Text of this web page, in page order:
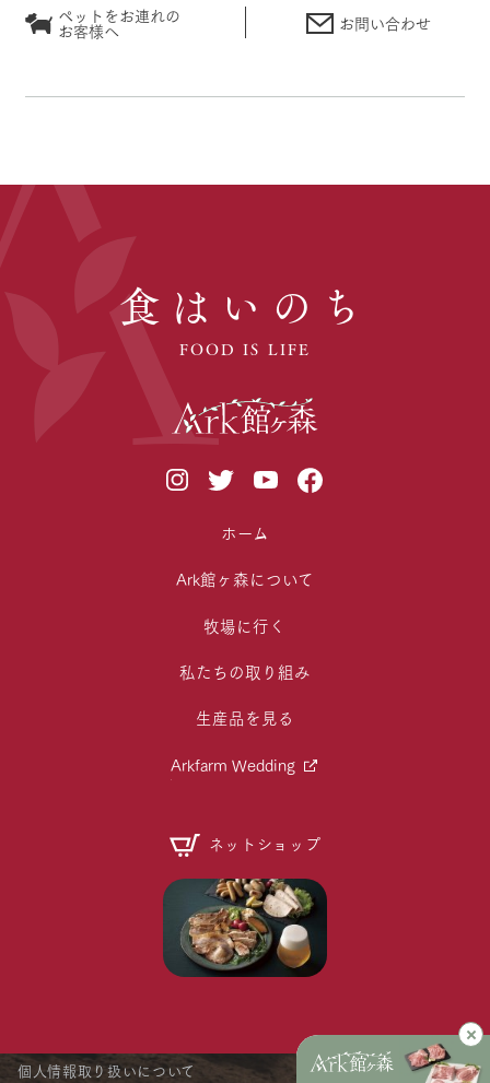
ペットをお連れの
お客様へ お問い合わせ
食はいのち
FOOD IS LIFE
ホーム
Ark館ヶ森について
牧場に行く
私たちの取り組み
生産品を見る
Arkfarm Wedding
ネットショップ
個人情報取り扱いについて